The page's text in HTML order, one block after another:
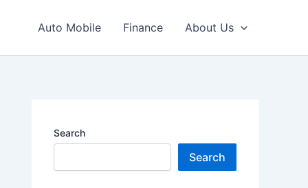
Auto Mobile Finance About Us
Search
Search